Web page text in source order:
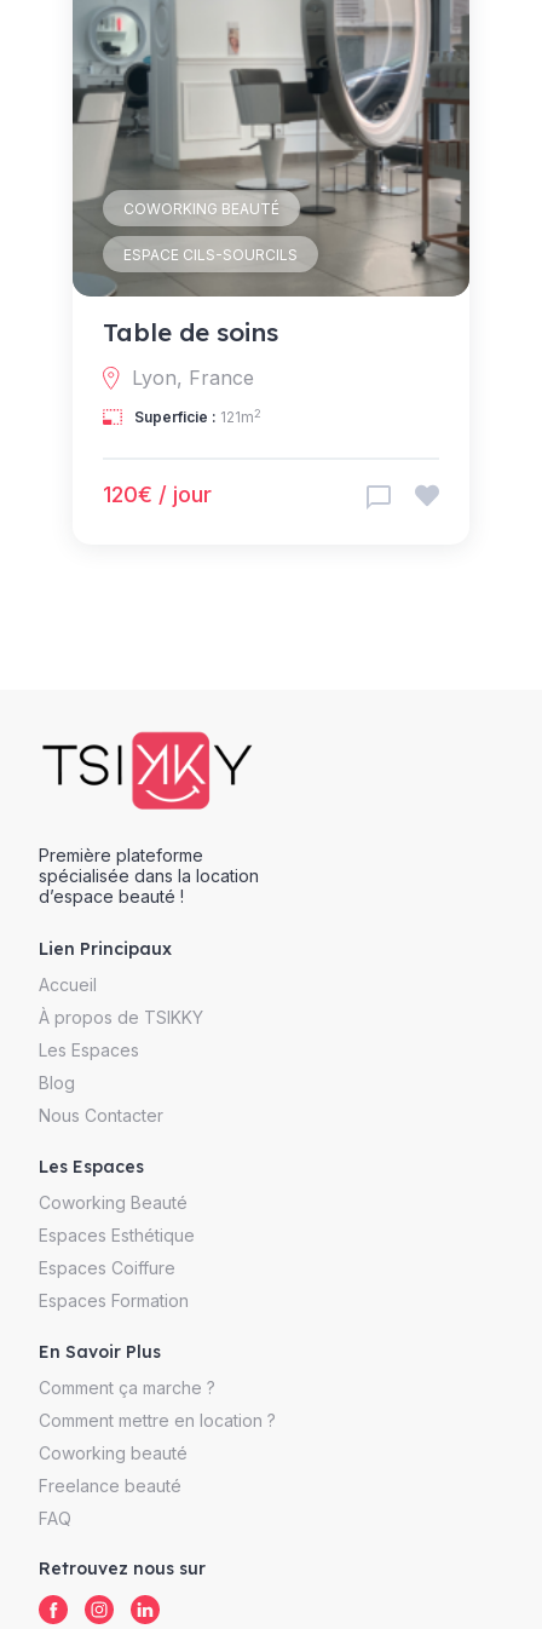
COWORKING BEAUTÉ
ESPACE CILS-SOURCILS
Table de soins
Lyon, France
Superficie : 121m2
120€ / jour
Première plateforme
spécialisée dans la location
d’espace beauté !
Lien Principaux
Accueil
À propos de TSIKKY
Les Espaces
Blog
Nous Contacter
Les Espaces
Coworking Beauté
Espaces Esthétique
Espaces Coiffure
Espaces Formation
En Savoir Plus
Comment ça marche ?
Comment mettre en location ?
Coworking beauté
Freelance beauté
FAQ
Retrouvez nous sur